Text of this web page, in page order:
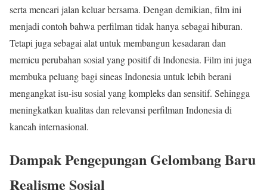
serta mencari jalan keluar bersama. Dengan demikian, film ini
menjadi contoh bahwa perfilman tidak hanya sebagai hiburan.
Tetapi juga sebagai alat untuk membangun kesadaran dan
memicu perubahan sosial yang positif di Indonesia. Film ini juga
membuka peluang bagi sineas Indonesia untuk lebih berani
mengangkat isu-isu sosial yang kompleks dan sensitif. Sehingga
meningkatkan kualitas dan relevansi perfilman Indonesia di
kancah internasional.
Dampak Pengepungan Gelombang Baru
Realisme Sosial